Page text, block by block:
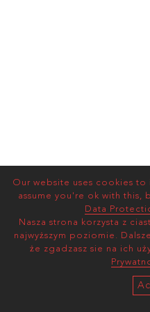
Our website uses cookies
assume you're ok with this,
Data
Nasza strona korzysta z
najwyższym poziomie.
że zgadzasz sie na ich